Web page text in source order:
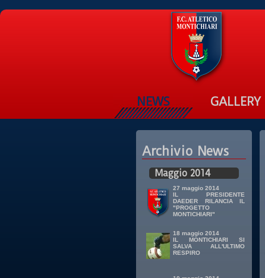
NEWS GALLERY
Archivio News
Maggio 2014
27 maggio 2014
IL PRESIDENTE
DAEDER RILANCIA IL
"PROGETTO
MONTICHIARI"
18 maggio 2014
IL MONTICHIARI SI
SALVA ALL'ULTIMO
RESPIRO